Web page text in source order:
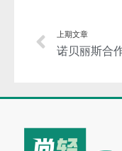
上期文章